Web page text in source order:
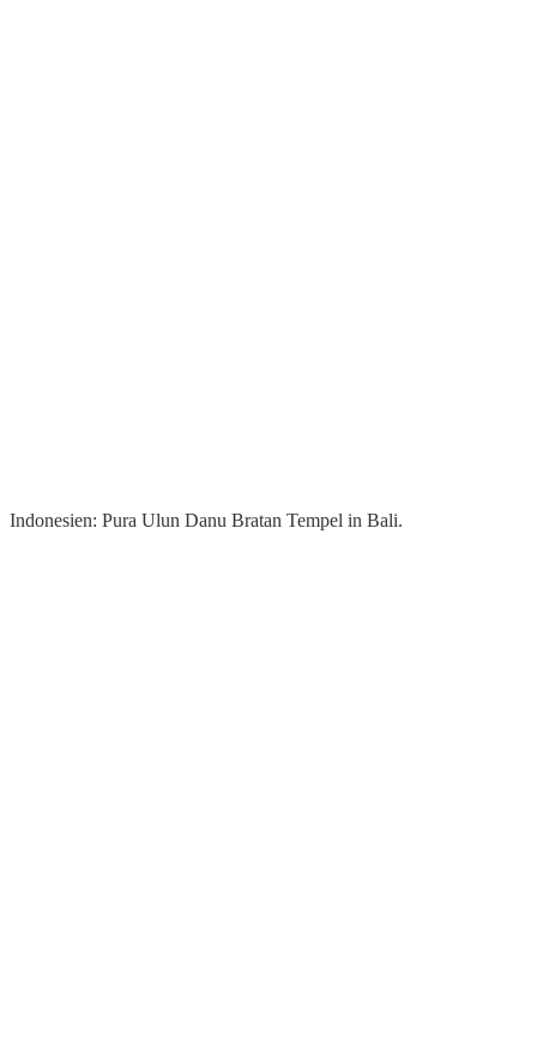
Indonesien: Pura Ulun Danu Bratan Tempel in Bali.